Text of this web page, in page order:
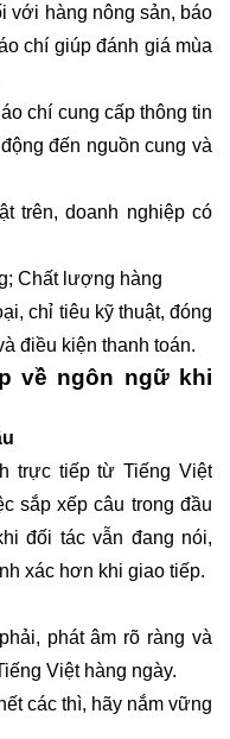
với hàng nông sản, báo
chí giúp đánh giá mùa
chí cung cấp thông tin
đến nguồn cung và
trên, doanh nghiệp có
Chất lượng hàng
chỉ tiêu kỹ thuật, đóng
điều kiện thanh toán.
về ngôn ngữ khi
trực tiếp từ Tiếng Việt
sắp xếp câu trong đầu
đối tác vẫn đang nói,
xác hơn khi giao tiếp.
phát âm rõ ràng và
Việt hàng ngày.
các thì, hãy nắm vững